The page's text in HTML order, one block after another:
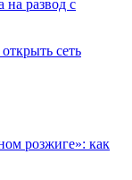
на развод с
сеть
розжиге»: как